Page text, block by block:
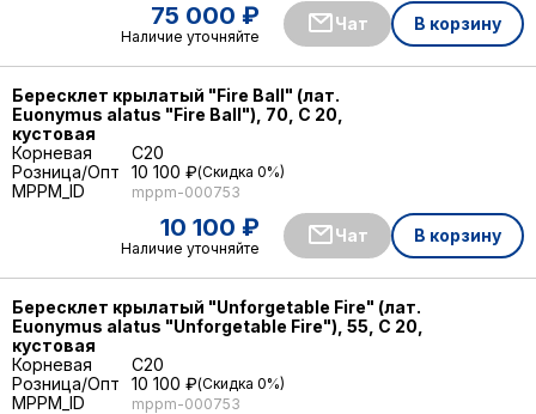
75 000 ₽
Наличие уточняйте
Чат В корзину
Бересклет крылатый "Fire Ball" (лат.
Euonymus alatus "Fire Ball"), 70, C 20,
кустовая
Корневая
C20
Розница/Опт
10 100 ₽ Скидка 0%
10 100 ₽
Наличие уточняйте
Чат В корзину
MPPM_ID mppm-000753
Бересклет крылатый "Unforgetable Fire" (лат.
Euonymus alatus "Unforgetable Fire"), 55, C 20,
кустовая
Корневая
C20
Розница/Опт
10 100 ₽ Скидка 0%
MPPM_ID mppm-000753